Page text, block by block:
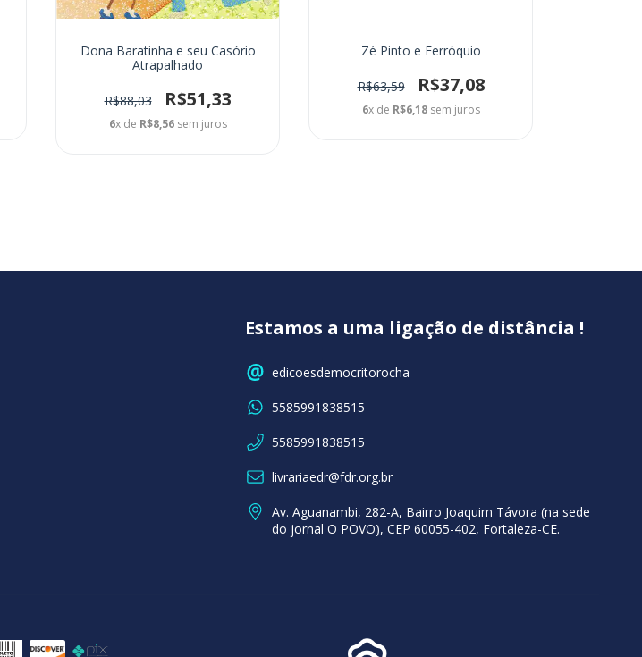
Dona Baratinha e seu Casório
Atrapalhado
R$88,03 R$51,33
6x de R$8,56sem juros
Zé Pinto e Ferróquio
R$63,59 R$37,08
6x de R$6,18sem juros
Estamos a uma ligação de distância !
edicoesdemocritorocha
5585991838515
5585991838515
livrariaedr@fdr.org.br
Av. Aguanambi, 282-A, Bairro Joaquim Távora (na sede
do jornal O POVO), CEP 60055-402, Fortaleza-CE.